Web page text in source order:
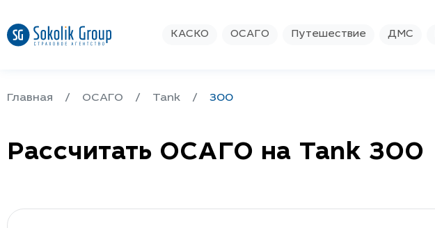
КАСКО ОСАГО Путешествие ДМС
Главная ОСАГО Tank 300
Рассчитать ОСАГО на Tank 300